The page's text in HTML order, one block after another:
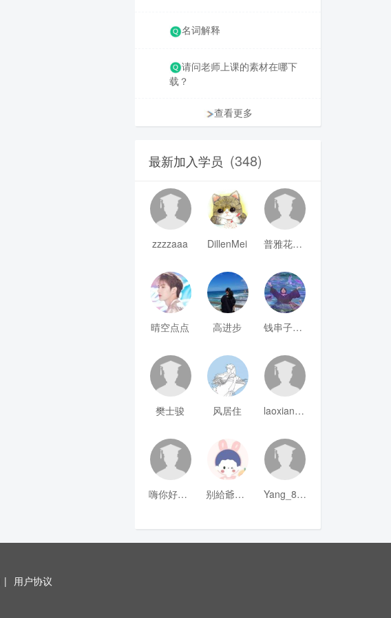
名词解释
请问老师上课的素材在哪下
载？
查看更多
最新加入学员 (348)
zzzzaaa DillenMei 普雅花qya
晴空点点 高进步 钱串子123
樊士骏 风居住 laoxianrou
嗨你好8mm 别給爺装纯 Yang_811
| 用户协议